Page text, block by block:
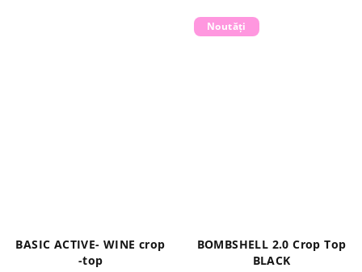
BASIC ACTIVE- WINE crop
-top
Noutăți
BOMBSHELL 2.0 Crop Top
BLACK